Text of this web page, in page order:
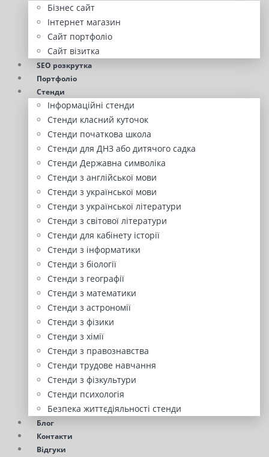
Бізнес сайт
Інтернет магазин
Сайт портфоліо
Сайт візитка
SEO розкрутка
Портфоліо
Стенди
Інформаційні стенди
Стенди класний куточок
Стенди початкова школа
Стенди для ДНЗ або дитячого садка
Стенди Державна символіка
Стенди з англійської мови
Стенди з української мови
Стенди з української літератури
Стенди з світової літератури
Стенди для кабінету історії
Стенди з інформатики
Стенди з біології
Стенди з географії
Стенди з математики
Стенди з астрономії
Стенди з фізики
Стенди з хімії
Стенди з правознавства
Стенди трудове навчання
Стенди з фізкультури
Стенди психологія
Безпека життєдіяльності стенди
Блог
Контакти
Відгуки